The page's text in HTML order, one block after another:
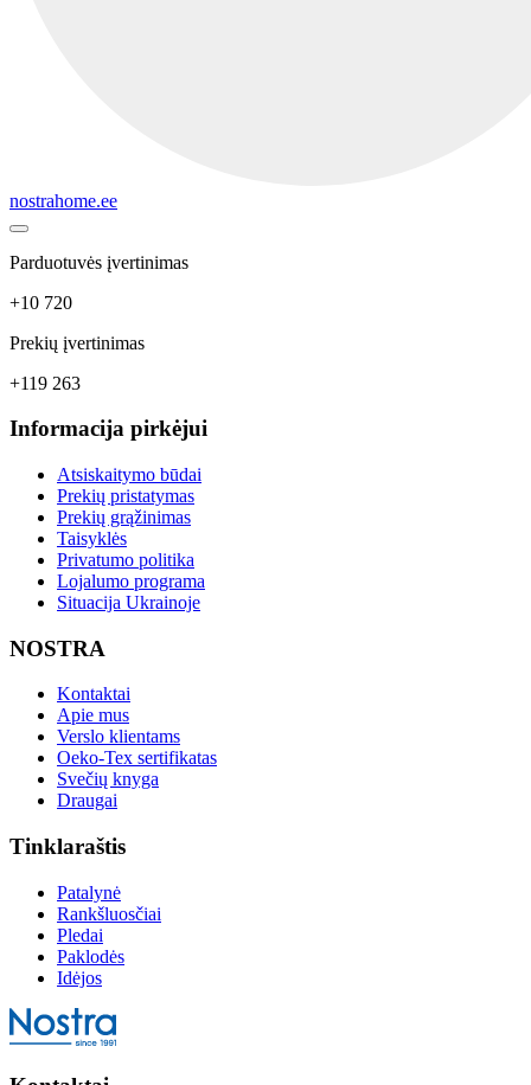
nostrahome.ee
Parduotuvės įvertinimas
+10 720
Prekių įvertinimas
+119 263
Informacija pirkėjui
Atsiskaitymo būdai
Prekių pristatymas
Prekių grąžinimas
Taisyklės
Privatumo politika
Lojalumo programa
Situacija Ukrainoje
NOSTRA
Kontaktai
Apie mus
Verslo klientams
Oeko-Tex sertifikatas
Svečių knyga
Draugai
Tinklaraštis
Patalynė
Rankšluosčiai
Pledai
Paklodės
Idėjos